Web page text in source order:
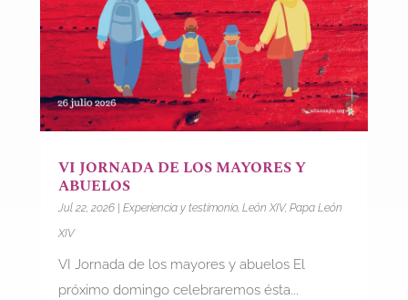
VI JORNADA DE LOS MAYORES Y
ABUELOS
Jul 22, 2026| Experiencia y testimonio, León XIV, Papa León
XIV
VI Jornada de los mayores y abuelos El
próximo domingo celebraremos ésta...